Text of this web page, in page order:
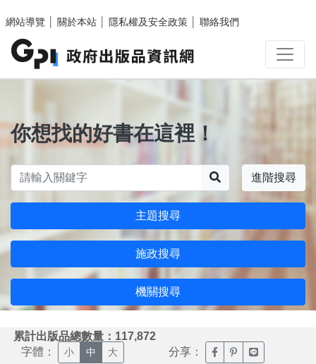
網站導覽
關於本站 隱私權及安全政策 聯絡我們
你想找的好書在這裡！
進階搜尋
主題搜尋
施政搜尋
機關搜尋
累計出版品總數量：117,872
字體： 小 中 大 分享： 臉書分享(另開新視窗)
噗浪分享(另開新
Line分享(另